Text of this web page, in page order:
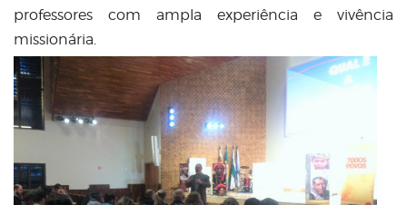
professores com ampla experiência e vivência
missionária.